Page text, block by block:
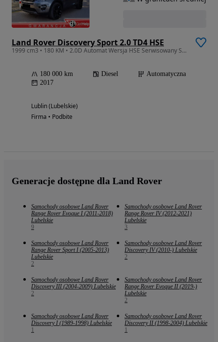
Land Rover Discovery Sport 2.0 TD4 HSE
1999 cm3 • 180 KM • 2.0D Automat Wersja HSE Serwisowany Stan BDB Piękny ZAMIANA
180 000 km Diesel
Automatyczna
2017
Lublin (Lubelskie)
Firma • Podbite
Generacje dostępne dla Land Rover
Samochody osobowe Land Rover
Range Rover Evoque I (2011-2018)
Lubelskie
9
Samochody osobowe Land Rover
Range Rover IV (2012-2021)
Lubelskie
3
Samochody osobowe Land Rover
Range Rover Sport I (2005-2013)
Lubelskie
2
Samochody osobowe Land Rover
Discovery IV (2010-) Lubelskie
2
Samochody osobowe Land Rover
Discovery III (2004-2009) Lubelskie
2
Samochody osobowe Land Rover
Range Rover Evoque II (2019-)
Lubelskie
2
Samochody osobowe Land Rover
Discovery I (1989-1998) Lubelskie
1
Samochody osobowe Land Rover
Discovery II (1998-2004) Lubelskie
1